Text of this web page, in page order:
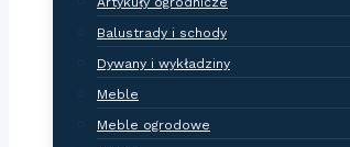
Balustrady i schody
Dywany i wykładziny
Meble
Meble ogrodowe